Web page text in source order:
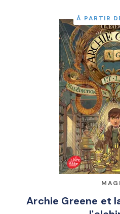
À PARTIR
Archie Greene et